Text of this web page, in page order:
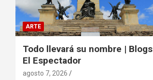
ARTE
Todo llevará su nombre | Blogs
El Espectador
agosto 7, 2026